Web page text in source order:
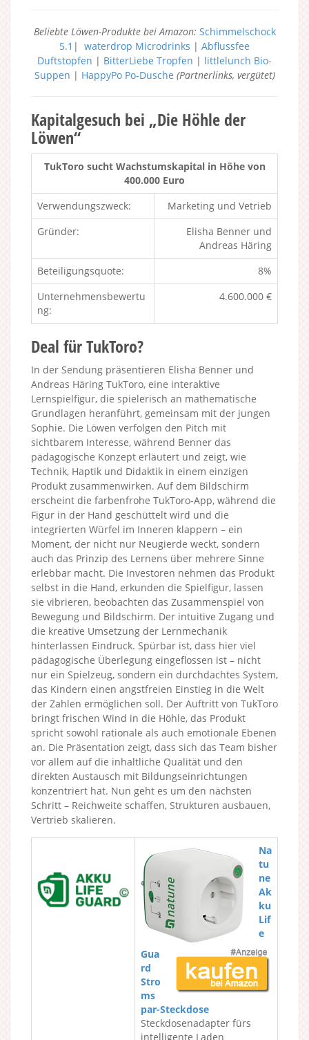
Beliebte Löwen-Produkte bei Amazon: Schimmelschock
5.1 | waterdrop Microdrinks | Abflussfee
Duftstopfen | BitterLiebe Tropfen | littlelunch Bio-
Suppen | HappyPo Po-Dusche (Partnerlinks, vergütet)
Kapitalgesuch bei „Die Höhle der
Löwen“
TukToro sucht Wachstumskapital in Höhe von
400.000 Euro
Verwendungszweck:
Marketing und Vetrieb
Gründer:
Elisha Benner und
Andreas Häring
Beteiligungsquote:
8%
Unternehmensbewertu
ng:
4.600.000 €
Deal für TukToro?
In der Sendung präsentieren Elisha Benner und
Andreas Häring TukToro, eine interaktive
Lernspielfigur, die spielerisch an mathematische
Grundlagen heranführt, gemeinsam mit der jungen
Sophie. Die Löwen verfolgen den Pitch mit
sichtbarem Interesse, während Benner das
pädagogische Konzept erläutert und zeigt, wie
Technik, Haptik und Didaktik in einem einzigen
Produkt zusammenwirken. Auf dem Bildschirm
erscheint die farbenfrohe TukToro-App, während die
Figur in der Hand geschüttelt wird und die
integrierten Würfel im Inneren klappern – ein
Moment, der nicht nur Neugierde weckt, sondern
auch das Prinzip des Lernens über mehrere Sinne
erlebbar macht. Die Investoren nehmen das Produkt
selbst in die Hand, erkunden die Spielfigur, lassen
sie vibrieren, beobachten das Zusammenspiel von
Bewegung und Bildschirm. Der intuitive Zugang und
die kreative Umsetzung der Lernmechanik
hinterlassen Eindruck. Spürbar ist, dass hier viel
pädagogische Überlegung eingeflossen ist – nicht
nur ein Spielzeug, sondern ein durchdachtes System,
das Kindern einen angstfreien Einstieg in die Welt
der Zahlen ermöglichen soll. Der Auftritt von TukToro
bringt frischen Wind in die Höhle, das Produkt
spricht sowohl rationale als auch emotionale Ebenen
an. Die Präsentation zeigt, dass sich das Team bisher
vor allem auf die inhaltliche Qualität und den
direkten Austausch mit Bildungseinrichtungen
konzentriert hat. Nun geht es um den nächsten
Schritt – Reichweite schaffen, Strukturen ausbauen,
Vertrieb skalieren.
Na
tu
ne
Ak
ku
Lif
e
Gua
rd
Stro
ms
par-Steckdose
Steckdosenadapter fürs
intelligente Laden